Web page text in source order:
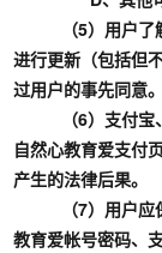
（5）用户了解
进行更新（包括但
过用户的事先同意。
（6）支付宝、
自然心教育爱支付
产生的法律后果。
（7）用户应保
教育爱帐号密码、